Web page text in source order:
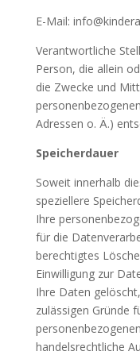
E-Mail:
Verantwortliche
Person, die allein
die Zwecke und
Adressen o. Ä.)
Speicherdauer
Soweit innerhalb
speziellere
Ihre
für die
berechtigtes
Einwilligung zur
Ihre Daten
zulässigen Gründe
handelsrechtliche